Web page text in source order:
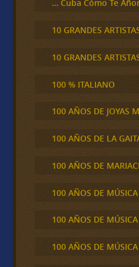
… Cuba Cómo Te
10 GRANDES
10 GRANDES
100 % ITALIANO
100 AÑOS DE JOYAS
100 AÑOS DE LA
100 AÑOS DE
100 AÑOS DE MÚSICA
100 AÑOS DE
100 AÑOS DE